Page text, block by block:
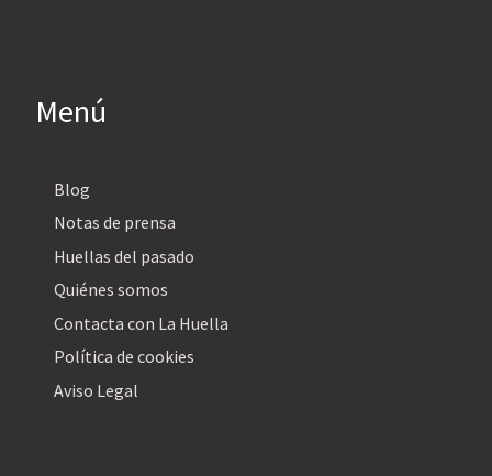
Menú
Blog
Notas de prensa
Huellas del pasado
Quiénes somos
Contacta con La Huella
Política de cookies
Aviso Legal